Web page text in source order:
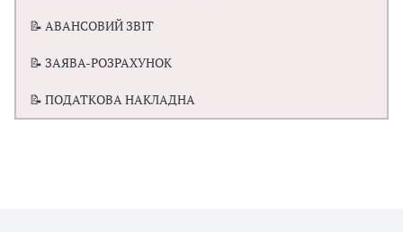
📝 АВАНСОВИЙ ЗВІТ
📝 ЗАЯВА-РОЗРАХУНОК
📝 ПОДАТКОВА НАКЛАДНА